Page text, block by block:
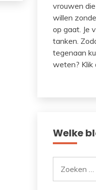
vrouwen
willen
op gaat. Je
tanken.
tegenaan
weten? Klik
Welke
naar: